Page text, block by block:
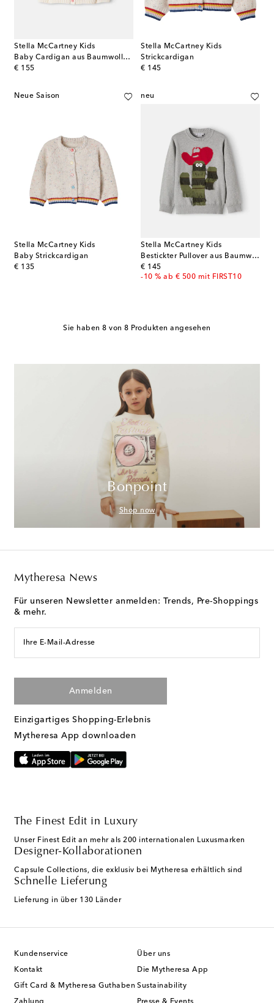
Stella McCartney Kids
Baby Cardigan aus Baumwolle und Wolle
€ 155
original price
Stella McCartney Kids
Strickcardigan
€ 145
original price
Neue Saison
Stella McCartney Kids
Baby Strickcardigan
€ 135
original price
neu
Stella McCartney Kids
Bestickter Pullover aus Baumwolle
€ 145
original price
-10 % ab € 500 mit FIRST10
Sie haben 8 von 8 Produkten angesehen
Bonpoint
Shop now
Mytheresa News
Für unseren Newsletter anmelden: Trends, Pre-Shoppings
& mehr.
Ihre E-Mail-Adresse
Anmelden
Einzigartiges Shopping-Erlebnis
Mytheresa App downloaden
The Finest Edit in Luxury
Unser Finest Edit an mehr als 200 internationalen Luxusmarken
Designer-Kollaborationen
Capsule Collections, die exklusiv bei Mytheresa erhältlich sind
Schnelle Lieferung
Lieferung in über 130 Länder
Kundenservice
Kontakt
Gift Card & Mytheresa Guthaben
Über uns
Die Mytheresa App
Sustainability